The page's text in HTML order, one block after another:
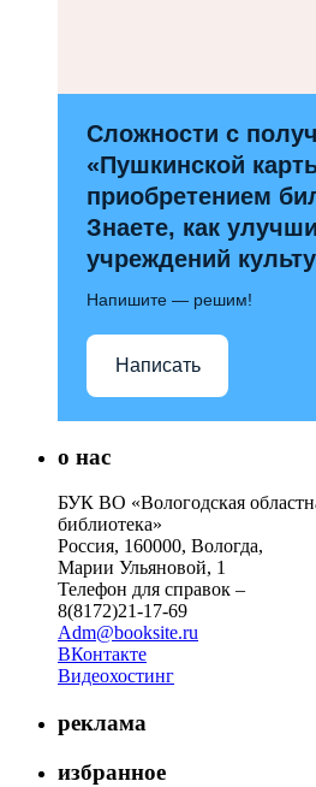
Сложности с
«Пушкинской
приобретением
Знаете, как
учреждений
Напишите — решим!
Написать
о нас
БУК ВО «Вологодская
библиотека»
Россия, 160000, Вологда,
Марии Ульяновой, 1
Телефон для справок –
8(8172)21-17-69
Adm@booksite.ru
ВКонтакте
Видеохостинг
реклама
избранное